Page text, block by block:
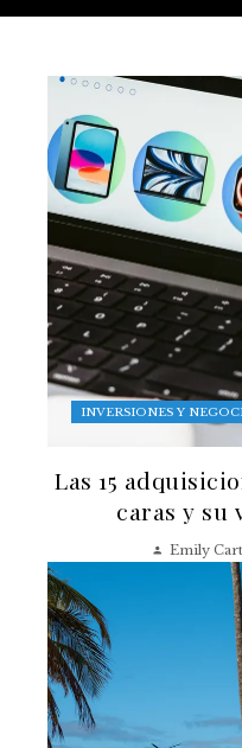
INVERSIONES Y
Las 15
caras y su
Emily